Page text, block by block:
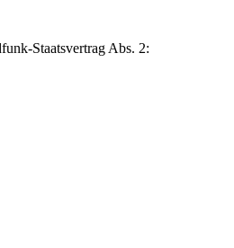
Staatsvertrag Abs. 2: